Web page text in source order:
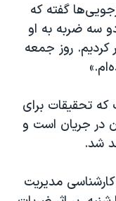
گفته که
سه ضربه به او
کردیم. روز جمعه
که تحقیقات برای
در جریان است و
شد.
دانشجوی ۱۹ ساله کارشناسی مدیریت